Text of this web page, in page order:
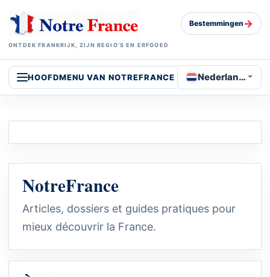
ONTDEK FRANKRIJK, ZIJN REGIO’S EN ERFGOED
Bestemmingen →
HOOFDMENU VAN NOTREFRANCE Nederlands
NotreFrance
Articles, dossiers et guides pratiques pour
mieux découvrir la France.